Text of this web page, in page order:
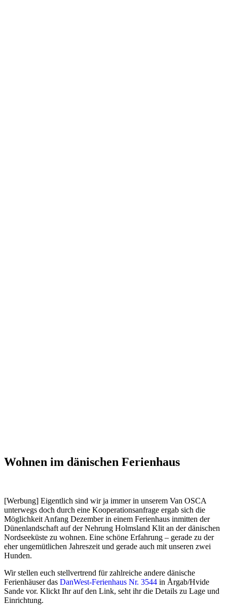
Wohnen im dänischen Ferienhaus
[Werbung] Eigentlich sind wir ja immer in unserem Van OSCA
unterwegs doch durch eine Kooperationsanfrage ergab sich die
Möglichkeit Anfang Dezember in einem Ferienhaus inmitten der
Dünenlandschaft auf der Nehrung Holmsland Klit an der dänischen
Nordseeküste zu wohnen. Eine schöne Erfahrung – gerade zu der
eher ungemütlichen Jahreszeit und gerade auch mit unseren zwei
Hunden.
Wir stellen euch stellvertrend für zahlreiche andere dänische
Ferienhäuser das DanWest-Ferienhaus Nr. 3544 in Årgab/Hvide
Sande vor. Klickt Ihr auf den Link, seht ihr die Details zu Lage und
Einrichtung.